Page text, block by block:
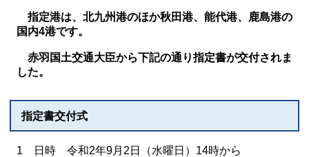
指定港は、北九州港のほか秋田港、能代港、鹿島港の
国内4港です。
赤羽国土交通大臣から下記の通り指定書が交付されま
した。
指定書交付式
1 日時 令和2年9月2日（水曜日）14時から